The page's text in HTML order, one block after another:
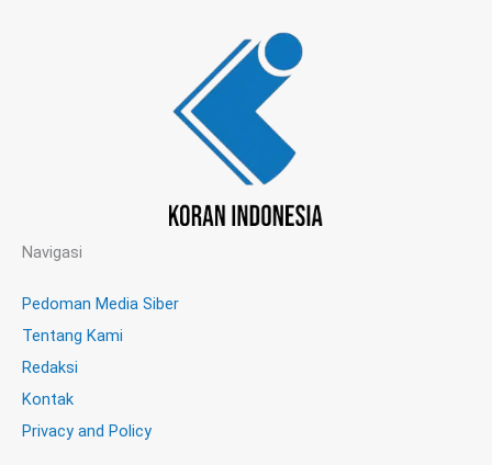
Navigasi
Pedoman Media Siber
Tentang Kami
Redaksi
Kontak
Privacy and Policy